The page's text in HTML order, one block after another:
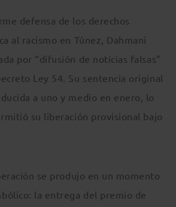
defensa de los derechos
al racismo en Túnez, Dahmani
por “difusión de noticias falsas”
Ley 54. Su sentencia original
a uno y medio en enero, lo
su liberación provisional bajo
se produjo en un momento
la entrega del premio de